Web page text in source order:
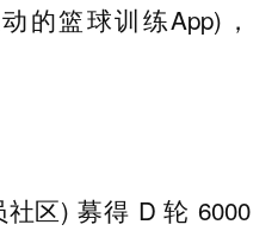
的篮球训练App)，
社区) 募得 D 轮 6000